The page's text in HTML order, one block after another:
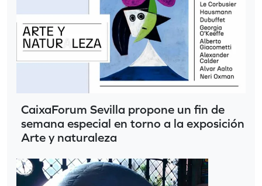
CaixaForum Sevilla propone un fin de
semana especial en torno a la exposición
Arte y naturaleza